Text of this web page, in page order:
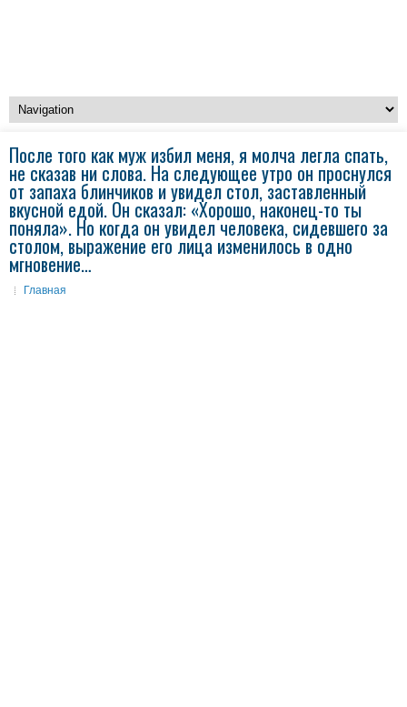
После того как муж избил меня, я молча легла спать,
не сказав ни слова. На следующее утро он проснулся
от запаха блинчиков и увидел стол, заставленный
вкусной едой. Он сказал: «Хорошо, наконец-то ты
поняла». Но когда он увидел человека, сидевшего за
столом, выражение его лица изменилось в одно
мгновение…
Главная